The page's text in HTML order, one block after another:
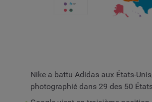
Nike a battu Adidas aux États-
photographié dans 29 des 50